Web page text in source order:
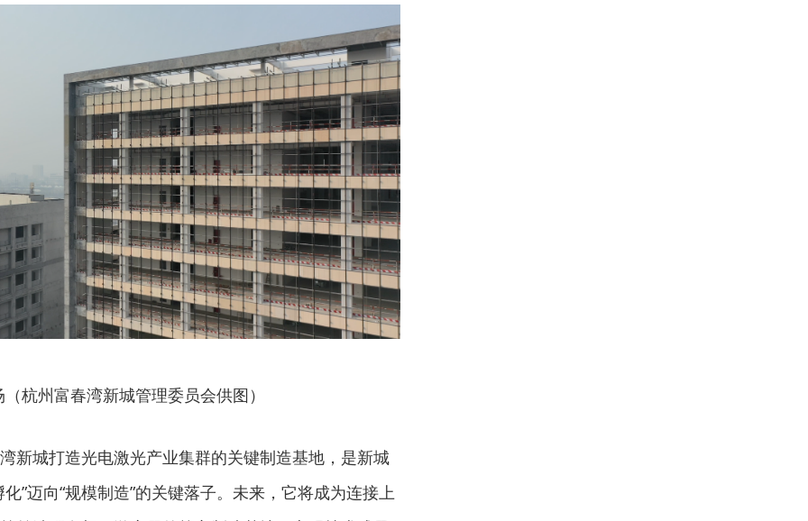
杭州富春湾新城管理委员会供图）
新城打造光电激光产业集群的关键制造基地，是新城
”迈向“规模制造”的关键落子。未来，它将成为连接上